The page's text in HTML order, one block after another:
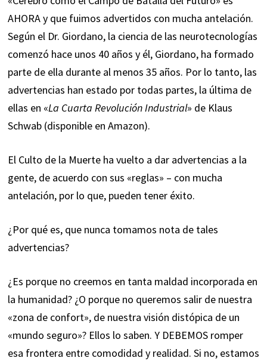
AHORA y que fuimos advertidos con mucha antelación.
Según el Dr. Giordano, la ciencia de las neurotecnologías
comenzó hace unos 40 años y él, Giordano, ha formado
parte de ella durante al menos 35 años. Por lo tanto, las
advertencias han estado por todas partes, la última de
ellas en «La Cuarta Revolución Industrial» de Klaus
Schwab (disponible en Amazon).
El Culto de la Muerte ha vuelto a dar advertencias a la
gente, de acuerdo con sus «reglas» – con mucha
antelación, por lo que, pueden tener éxito.
¿Por qué es, que nunca tomamos nota de tales
advertencias?
¿Es porque no creemos en tanta maldad incorporada en
la humanidad? ¿O porque no queremos salir de nuestra
«zona de confort», de nuestra visión distópica de un
«mundo seguro»? Ellos lo saben. Y DEBEMOS romper
esa frontera entre comodidad y realidad. Si no, estamos